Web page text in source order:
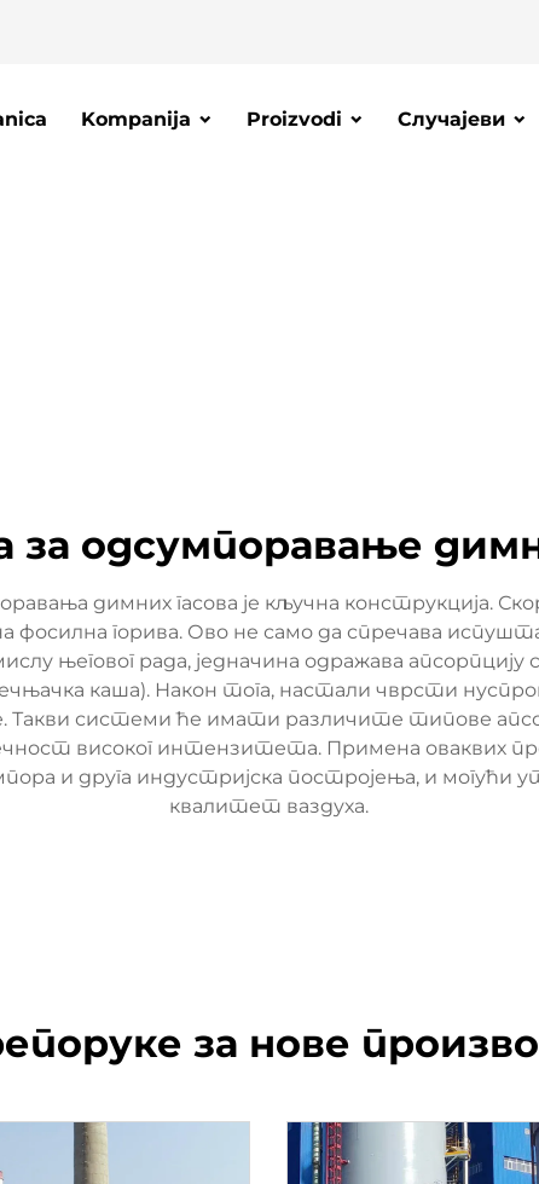
Kompanija Proizvodi Случајеви
за одсумпоравање
димних гасова је кључна конструкција.
фосилна горива. Ово не само да спречава
његовог рада, једначина одражава апсорпцију
каша). Након тога, настали чврсти
Такви системи ће имати различите типове
високог интензитета. Примена оваквих
и друга индустријска постројења, и
квалитет ваздуха.
за нове